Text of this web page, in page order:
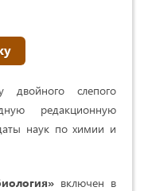
двойного слепого
редакционную
наук по химии и
включен в